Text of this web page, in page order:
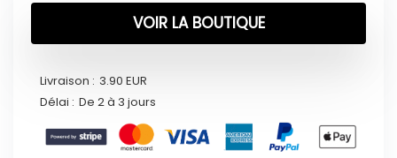
VOIR LA BOUTIQUE
Livraison : 3.90 EUR
Délai : De 2 à 3 jours